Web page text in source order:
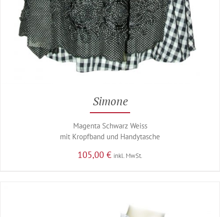
Simone
Magenta Schwarz Weiss
mit Kropfband und Handytasche
105,00 € inkl. MwSt.